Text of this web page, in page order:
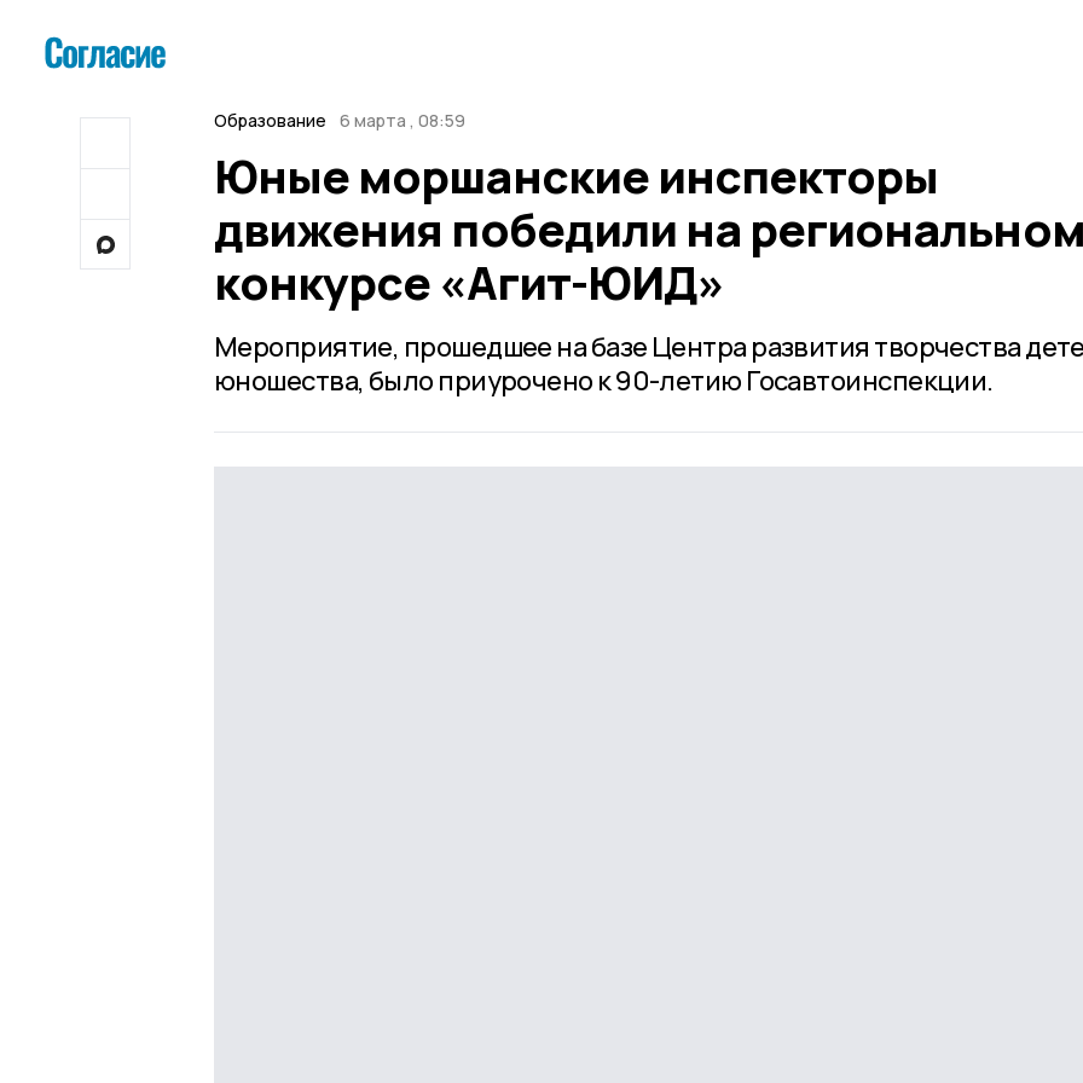
Образование 6 марта , 08:59
Юные моршанские инспекторы
движения победили на региональном
конкурсе «Агит-ЮИД»
Мероприятие, прошедшее на базе Центра развития творчества
юношества, было приурочено к 90-летию Госавтоинспекции.